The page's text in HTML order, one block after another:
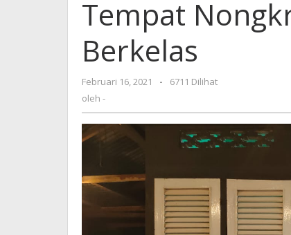
Cocok
untuk
Tempat
Tempat
Berkelas
Februari 16, 2021
oleh
-
6711 Dilihat
oleh -